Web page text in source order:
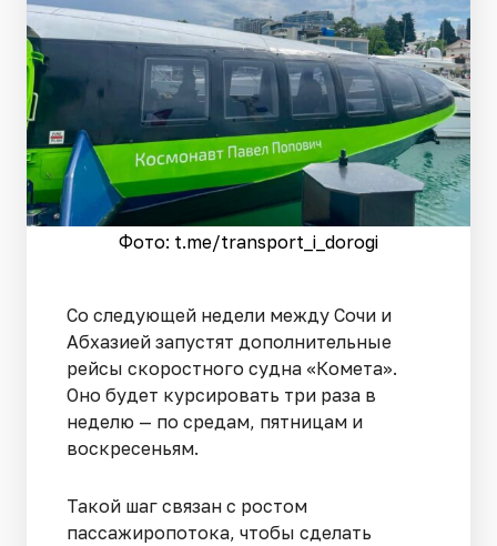
Фото: t.me/transport_i_dorogi
Со следующей недели между Сочи и
Абхазией запустят дополнительные
рейсы скоростного судна «Комета».
Оно будет курсировать три раза в
неделю — по средам, пятницам и
воскресеньям.
Такой шаг связан с ростом
пассажиропотока, чтобы сделать